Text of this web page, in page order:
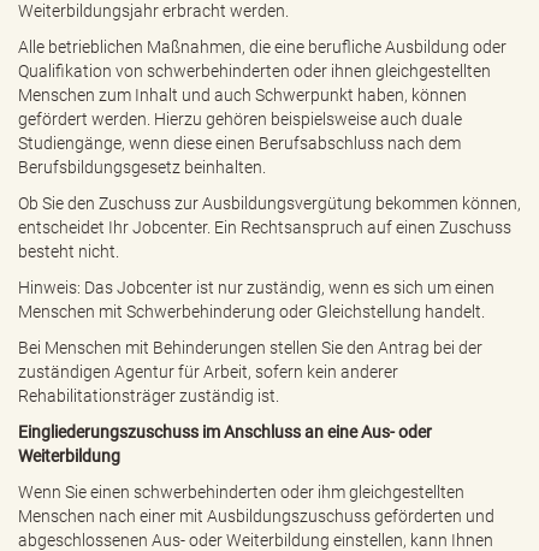
Weiterbildungsjahr erbracht werden.
Alle betrieblichen Maßnahmen, die eine berufliche Ausbildung oder
Qualifikation von schwerbehinderten oder ihnen gleichgestellten
Menschen zum Inhalt und auch Schwerpunkt haben, können
gefördert werden. Hierzu gehören beispielsweise auch duale
Studiengänge, wenn diese einen Berufsabschluss nach dem
Berufsbildungsgesetz beinhalten.
Ob Sie den Zuschuss zur Ausbildungsvergütung bekommen können,
entscheidet Ihr Jobcenter. Ein Rechtsanspruch auf einen Zuschuss
besteht nicht.
Hinweis: Das Jobcenter ist nur zuständig, wenn es sich um einen
Menschen mit Schwerbehinderung oder Gleichstellung handelt.
Bei Menschen mit Behinderungen stellen Sie den Antrag bei der
zuständigen Agentur für Arbeit, sofern kein anderer
Rehabilitationsträger zuständig ist.
Eingliederungszuschuss im Anschluss an eine Aus- oder
Weiterbildung
Wenn Sie einen schwerbehinderten oder ihm gleichgestellten
Menschen nach einer mit Ausbildungszuschuss geförderten und
abgeschlossenen Aus- oder Weiterbildung einstellen, kann Ihnen